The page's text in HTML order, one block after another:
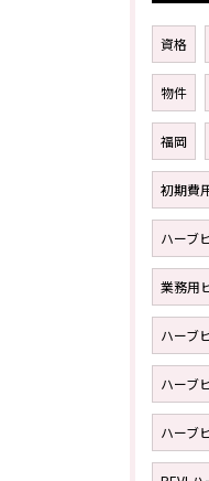
資格
物件
福岡
初期費
ハーブ
業務用
ハーブ
ハーブ
ハーブ